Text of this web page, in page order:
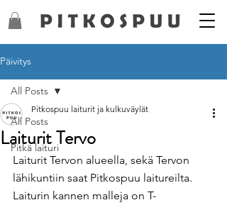
Päivitys
All Posts
Pitkä laituri
All Posts
Laiturit Tervo
Pitkospuu laiturit ja kulkuväylät
Laiturit Tervon alueella, sekä Tervon
lähikuntiin saat Pitkospuu laitureilta.
Laiturin kannen malleja on T-